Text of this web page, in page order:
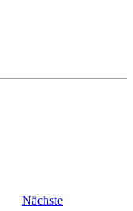
Nächste